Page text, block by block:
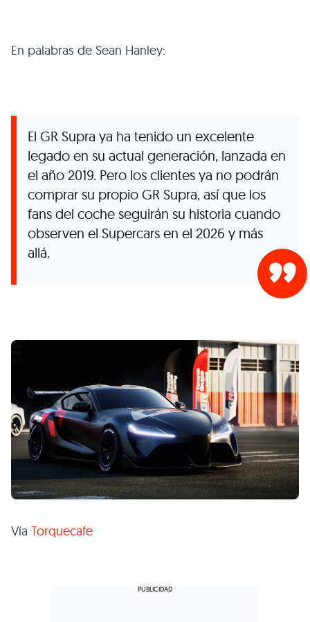
En palabras de Sean Hanley:
El GR Supra ya ha tenido un excelente
legado en su actual generación, lanzada en
el año 2019. Pero los clientes ya no podrán
comprar su propio GR Supra, así que los
fans del coche seguirán su historia cuando
observen el Supercars en el 2026 y más
allá.
Vía Torquecafe